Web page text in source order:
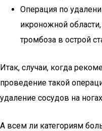
Операция по
икроножной
тромбоза в острой
Итак, случаи, когда
проведение такой
удаление сосудов на
А всем ли категориям